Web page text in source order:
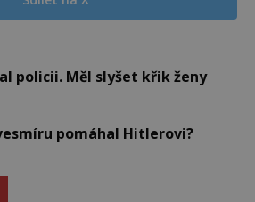
policii. Měl slyšet křik ženy
pomáhal Hitlerovi?